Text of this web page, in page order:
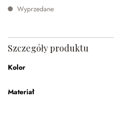
Wyprzedane
Szczegóły produktu
Kolor
Materiał